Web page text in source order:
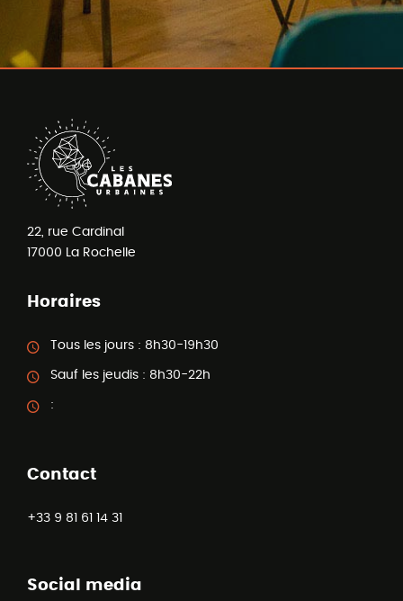
22, rue Cardinal
17000 La Rochelle
Horaires
Tous les jours : 8h30-19h30
Sauf les jeudis : 8h30-22h
:
Contact
+33 9 81 61 14 31
Social media